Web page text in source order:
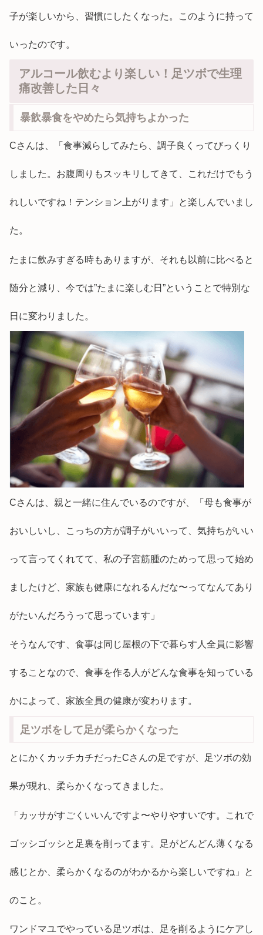
子が楽しいから、習慣にしたくなった。このように持って
いったのです。
アルコール飲むより楽しい！足ツボで生理
痛改善した日々
暴飲暴食をやめたら気持ちよかった
Cさんは、「食事減らしてみたら、調子良くってびっくり
しました。お腹周りもスッキリしてきて、これだけでもう
れしいですね！テンション上がります」と楽しんでいまし
た。
たまに飲みすぎる時もありますが、それも以前に比べると
随分と減り、今では”たまに楽しむ日”ということで特別な
日に変わりました。
Cさんは、親と一緒に住んでいるのですが、「母も食事が
おいしいし、こっちの方が調子がいいって、気持ちがいい
って言ってくれてて、私の子宮筋腫のためって思って始め
ましたけど、家族も健康になれるんだな〜ってなんてあり
がたいんだろうって思っています」
そうなんです、食事は同じ屋根の下で暮らす人全員に影響
することなので、食事を作る人がどんな食事を知っている
かによって、家族全員の健康が変わります。
足ツボをして足が柔らかくなった
とにかくカッチカチだったCさんの足ですが、足ツボの効
果が現れ、柔らかくなってきました。
「カッサがすごくいいんですよ〜やりやすいです。これで
ゴッシゴッシと足裏を削ってます。足がどんどん薄くなる
感じとか、柔らかくなるのがわかるから楽しいですね」と
のこと。
ワンドマユでやっている足ツボは、足を削るようにケアし